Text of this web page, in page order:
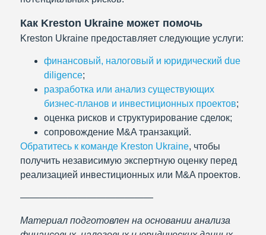
Как Kreston Ukraine может помочь
Kreston Ukraine предоставляет следующие услуги:
финансовый, налоговый и юридический due
diligence;
разработка или анализ существующих
бизнес-планов и инвестиционных проектов;
оценка рисков и структурирование сделок;
сопровождение M&A транзакций.
Обратитесь к команде Kreston Ukraine, чтобы
получить независимую экспертную оценку перед
реализацией инвестиционных или M&A проектов.
——————————————
Материал подготовлен на основании анализа